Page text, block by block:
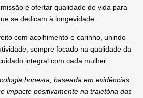
é ofertar qualidade de vida para
se dedicam à longevidade.
com acolhimento e carinho, unindo
sempre focado na qualidade da
integral com cada mulher.
honesta, baseada em evidências,
impacte positivamente na trajetória das